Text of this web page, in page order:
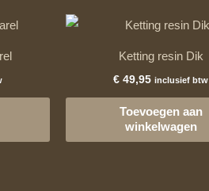
Ketting resin Dik
€ 49,95 inclusief btw
Toevoegen aan
winkelwagen